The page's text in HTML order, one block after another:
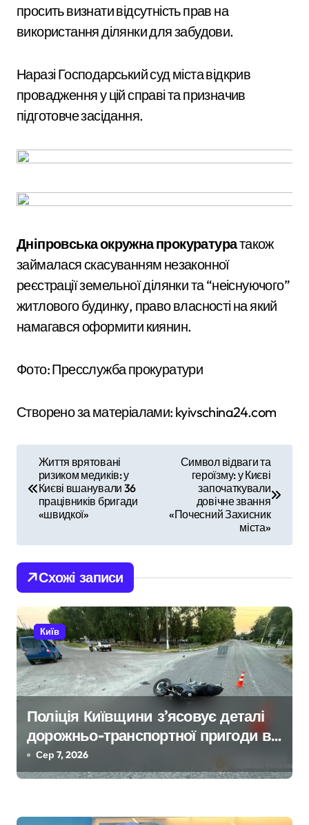
просить визнати відсутність прав на
використання ділянки для забудови.
Наразі Господарський суд міста відкрив
провадження у цій справі та призначив
підготовче засідання.
Дніпровська окружна прокуратуратакож
займалася скасуванням незаконної
реєстрації земельної ділянки та “неіснуючого”
житлового будинку, право власності на який
намагався оформити киянин.
Фото: Пресслужба прокуратури
Створено за матеріалами: kyivschina24.com
і
г
а
ц
і
я
а
п
Життя врятовані
ризиком медиків: у
Києві вшанували 36
працівників бригади
«швидкої»
Символ відваги та
героїзму: у Києві
започаткували
довічне звання
«Почесний Захисник
міста»
Схожі записи
Київ
Поліція Київщини з’ясовує деталі
дорожньо-транспортної пригоди в
селі Щербаки за участю двох
неповнолітніх постраждалих
Сер 7, 2026